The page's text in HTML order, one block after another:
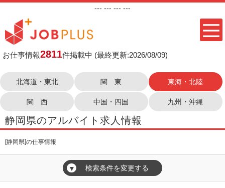
--- --- --- ---
お仕事情報2811件掲載中 (最終更新:2026/08/09)
北海道・東北 関 東 東海・北陸
関 西 中国・四国 九州・沖縄
静岡県のアルバイト求人情報
[静岡県]の仕事情報
▼ 検索条件を変更する